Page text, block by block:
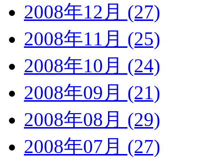
2008年12月 (27)
2008年11月 (25)
2008年10月 (24)
2008年09月 (21)
2008年08月 (29)
2008年07月 (27)